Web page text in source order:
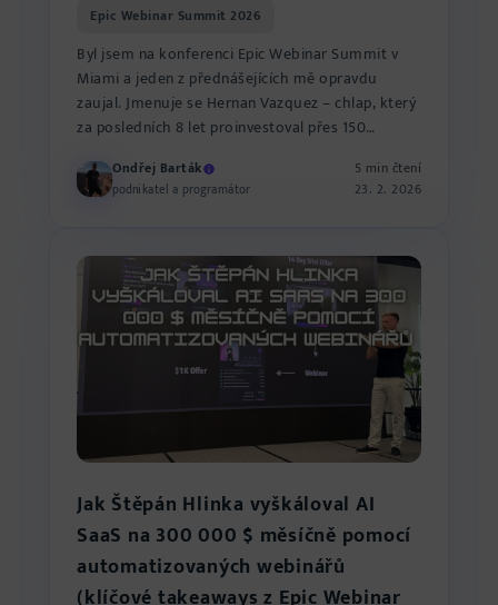
Epic Webinar Summit 2026
Byl jsem na konferenci Epic Webinar Summit v
Miami a jeden z přednášejících mě opravdu
zaujal. Jmenuje se Hernan Vazquez – chlap, který
za posledních 8 let proinvestoval přes 150
Ondřej Barták
podnikatel a programátor
5 min čtení
23. 2. 2026
Jak Štěpán Hlinka vyškáloval AI
SaaS na 300 000 $ měsíčně pomocí
automatizovaných webinářů
(klíčové takeaways z Epic Webinar